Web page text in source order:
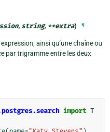
, string, **extra) ¶
ainsi qu’une chaîne ou
par trigramme entre les deux
import T